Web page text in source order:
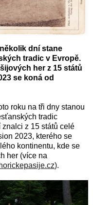
dní stane
tradic v Evropě.
her z 15 států
se koná od
roku na tři dny stanou
tradic
z 15 států celé
2023, kterého se
kontinentu, kde se
her (více na
).